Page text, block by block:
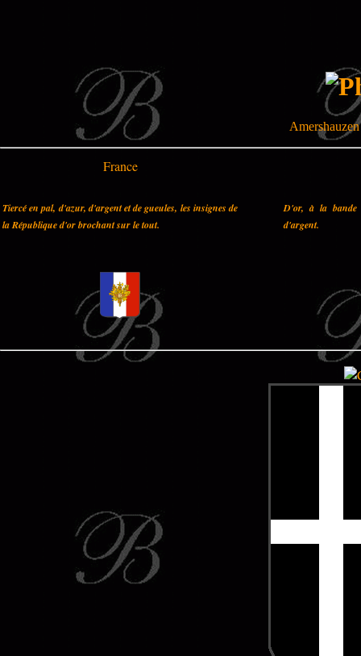
France
Tiercé en pal, d'azur, d'argent et de gueules, les insignes de
la République d'or brochant sur le tout.
D'or, à la bande
d'argent.